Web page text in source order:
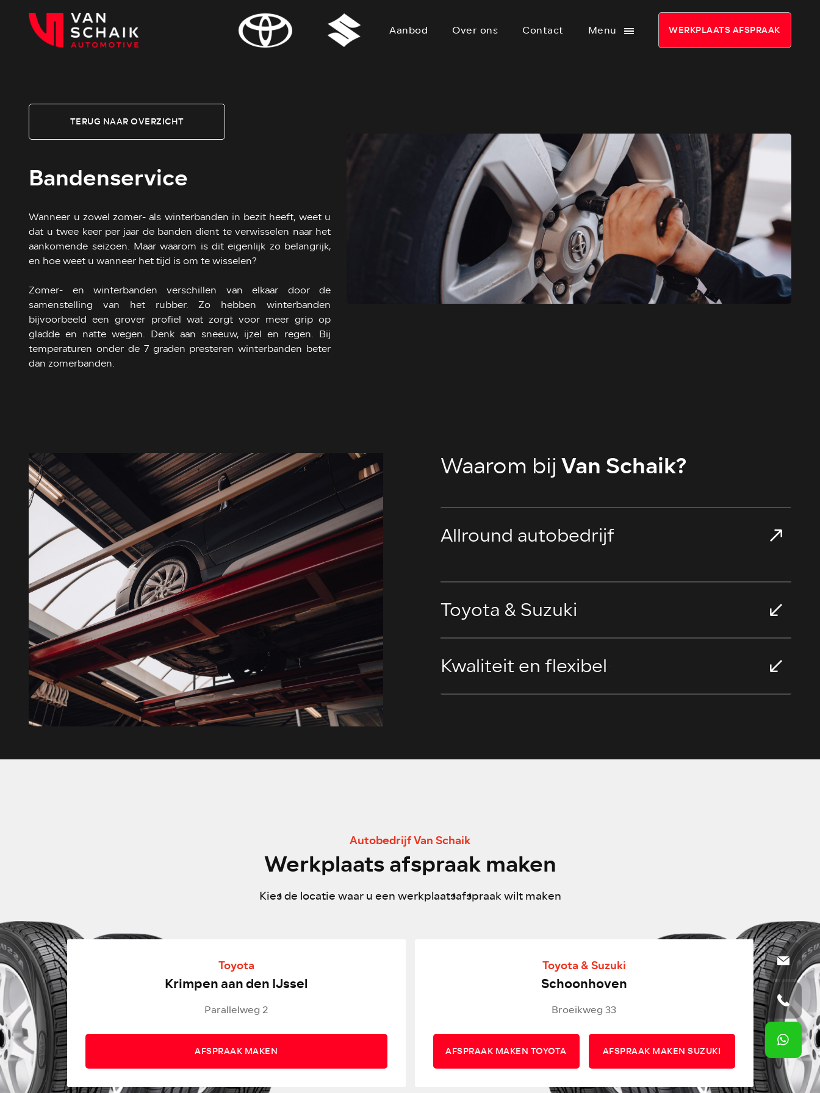
Aanbod Over ons Contact Menu WERKPLAATS AFSPRAAK
TERUG NAAR OVERZICHT
Bandenservice
Wanneer u zowel zomer- als winterbanden in bezit heeft, weet u
dat u twee keer per jaar de banden dient te verwisselen naar het
aankomende seizoen. Maar waarom is dit eigenlijk zo belangrijk,
en hoe weet u wanneer het tijd is om te wisselen?
Zomer- en winterbanden verschillen van elkaar door de
samenstelling van het rubber. Zo hebben winterbanden
bijvoorbeeld een grover profiel wat zorgt voor meer grip op
gladde en natte wegen. Denk aan sneeuw, ijzel en regen. Bij
temperaturen onder de 7 graden presteren winterbanden beter
dan zomerbanden.
Waarom bijVan Schaik?
Allround autobedrijf
Toyota & Suzuki
Kwaliteit en flexibel
Autobedrijf Van Schaik
Werkplaats afspraak maken
Kies de locatie waar u een werkplaatsafspraak wilt maken
Toyota
Krimpen aan den IJssel
Parallelweg 2
AFSPRAAK MAKEN
Toyota & Suzuki
Schoonhoven
Broeikweg 33
AFSPRAAK MAKEN TOYOTA AFSPRAAK MAKEN SUZUKI